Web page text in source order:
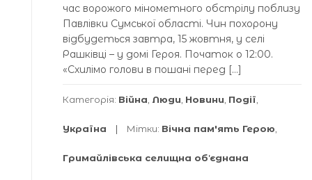
час ворожого мінометного обстрілу поблизу
Павлівки Сумської області. Чин похорону
відбудеться завтра, 15 жовтня, у селі
Рашківці – у домі Героя. Початок о 12:00.
«Схилімо голови в пошані перед […]
Категорія: Війна Люди Новини Події
Україна Мітки: Вічна пам'ять Герою
Гримайлівська селищна обʼєднана